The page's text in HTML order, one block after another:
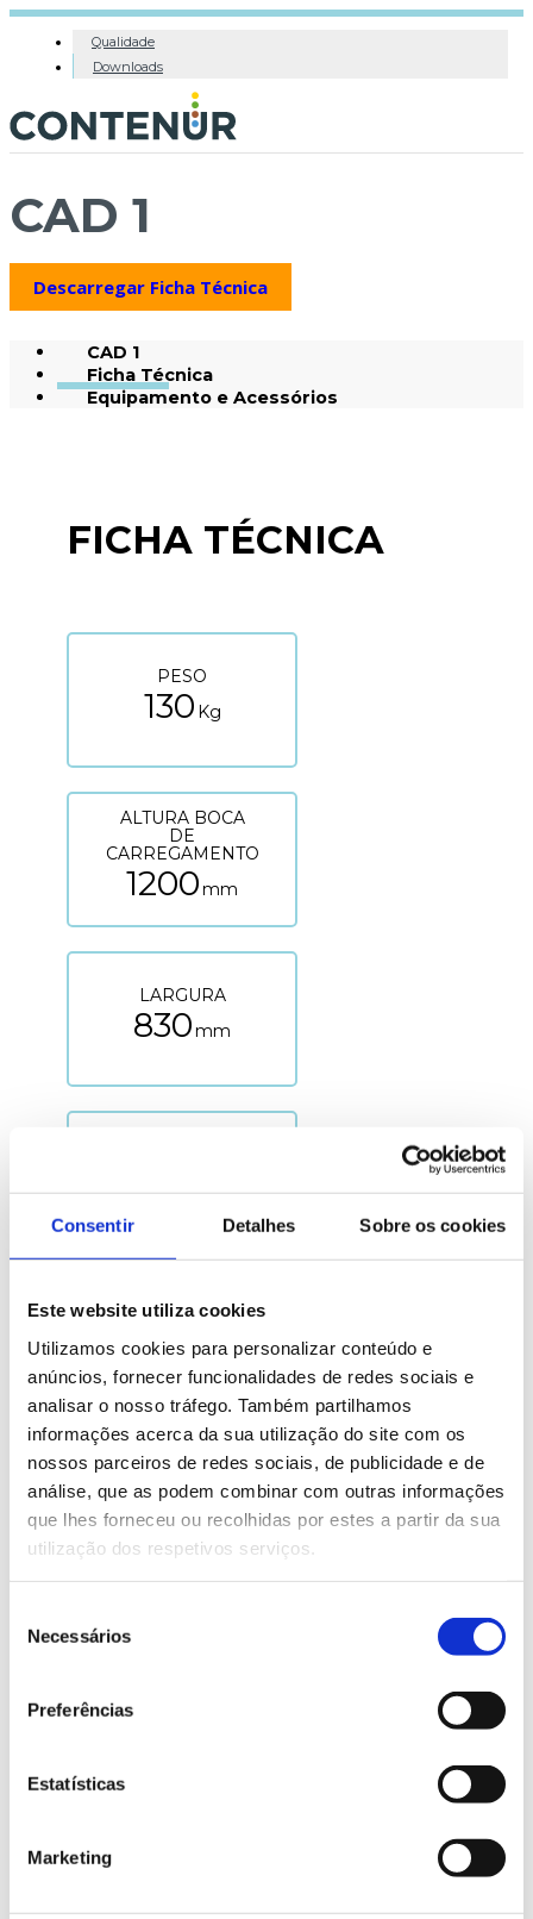
Consentir Detalhes Sobre os cookies
Este website utiliza cookies
Utilizamos cookies para personalizar conteúdo e
anúncios, fornecer funcionalidades de redes sociais e
analisar o nosso tráfego. Também partilhamos
informações acerca da sua utilização do site com os
nossos parceiros de redes sociais, de publicidade e de
análise, que as podem combinar com outras informações
que lhes forneceu ou recolhidas por estes a partir da sua
utilização dos respetivos serviços.
Necessários
Preferências
Estatísticas
Marketing
Qualidade
Downloads
CAD 1
Descarregar Ficha Técnica
CAD 1
Ficha Técnica
Equipamento e Acessórios
FICHA TÉCNICA
PESO
130Kg
ALTURA BOCA
DE
CARREGAMENTO
1200mm
LARGURA
830mm
780mm
Descarregar Ficha Técnica
Acessórios